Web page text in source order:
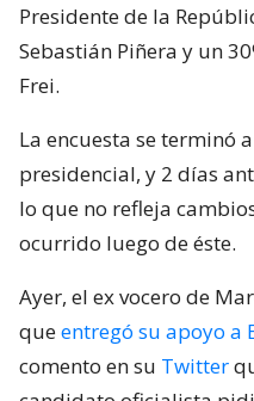
Presidente de la
Sebastián Piñera y un
Frei.
La encuesta se terminó
presidencial, y 2 días
lo que no refleja
ocurrido luego de éste.
Ayer, el ex vocero de
queentregó su apoyo a
comento en su Twitter